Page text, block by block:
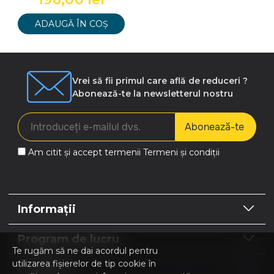
ADAUGĂ ÎN COȘ
Vrei să fii primul care află de reduceri ?
Abonează-te la newsletterul nostru
Abonează-te
Am citit și accept termenii Termeni și condiții
Informații
Program de lucru
Contacte
Te rugăm să ne dai acordul pentru
utilizarea fișierelor de tip cookie în